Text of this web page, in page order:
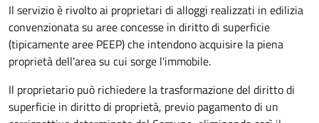
Il servizio è rivolto ai proprietari di alloggi realizzati in edilizia
convenzionata su aree concesse in diritto di superficie
(tipicamente aree PEEP) che intendono acquisire la piena
proprietà dell'area su cui sorge l'immobile.
Il proprietario può richiedere la trasformazione del diritto di
superficie in diritto di proprietà, previo pagamento di un